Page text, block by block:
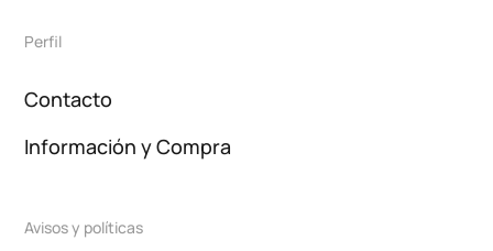
Perfil
Contacto
Información y Compra
Avisos y políticas